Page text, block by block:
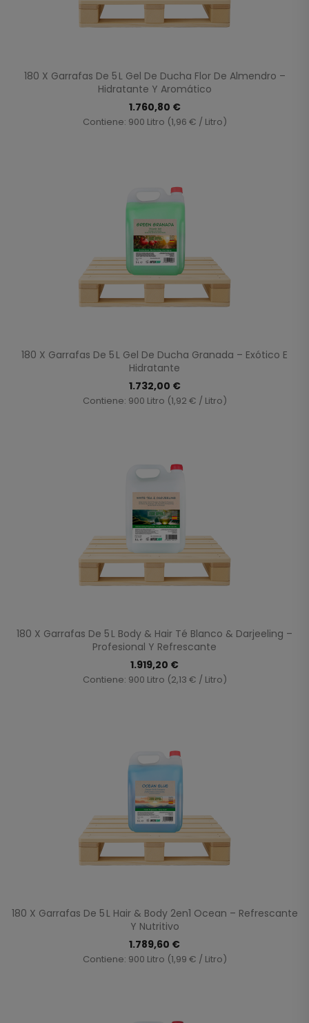
180 X Garrafas De 5 L Gel De Ducha Flor De Almendro –
Hidratante Y Aromático
1.760,80 €
Contiene: 900 Litro (1,96 € / Litro)
180 X Garrafas De 5 L Gel De Ducha Granada – Exótico E
Hidratante
1.732,00 €
Contiene: 900 Litro (1,92 € / Litro)
180 X Garrafas De 5 L Body & Hair Té Blanco & Darjeeling –
Profesional Y Refrescante
1.919,20 €
Contiene: 900 Litro (2,13 € / Litro)
180 X Garrafas De 5 L Hair & Body 2en1 Ocean – Refrescante
Y Nutritivo
1.789,60 €
Contiene: 900 Litro (1,99 € / Litro)